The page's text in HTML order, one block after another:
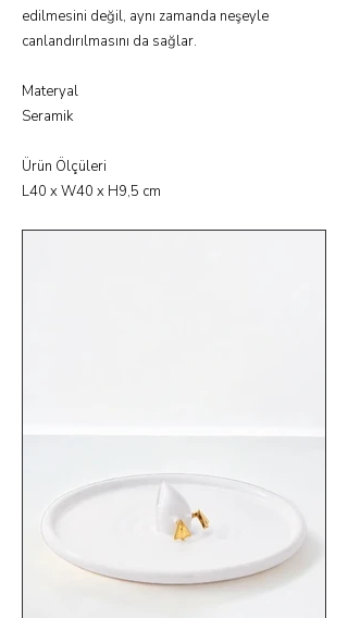
edilmesini değil, aynı zamanda neşeyle
canlandırılmasını da sağlar.
Materyal
Seramik
Ürün Ölçüleri
L40 x W40 x H9,5 cm